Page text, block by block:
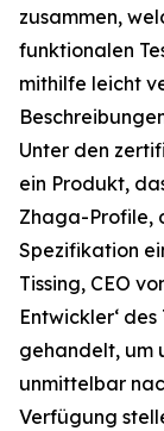
zusammen,
funktionalen
mithilfe leicht
Unter den
ein Produkt,
Zhaga-Profile,
Spezifikation
Tissing, CEO
Entwickler‘
gehandelt, um
unmittelbar
Verfügung